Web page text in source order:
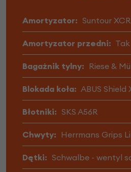
Amortyzator: Suntour
Amortyzator przedni: Tak
Bagażnik tylny: Riese &
Blokada koła: ABUS Shield
Błotniki: SKS A56R
Chwyty: Herrmans Grips
Dętki: Schwalbe - wentyl